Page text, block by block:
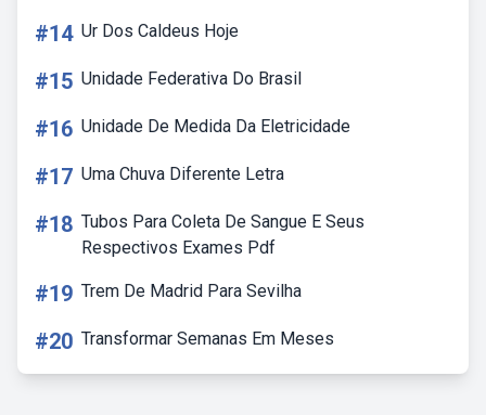
#14 Ur Dos Caldeus Hoje
#15 Unidade Federativa Do Brasil
#16 Unidade De Medida Da Eletricidade
#17 Uma Chuva Diferente Letra
#18 Tubos Para Coleta De Sangue E Seus
Respectivos Exames Pdf
#19 Trem De Madrid Para Sevilha
#20 Transformar Semanas Em Meses